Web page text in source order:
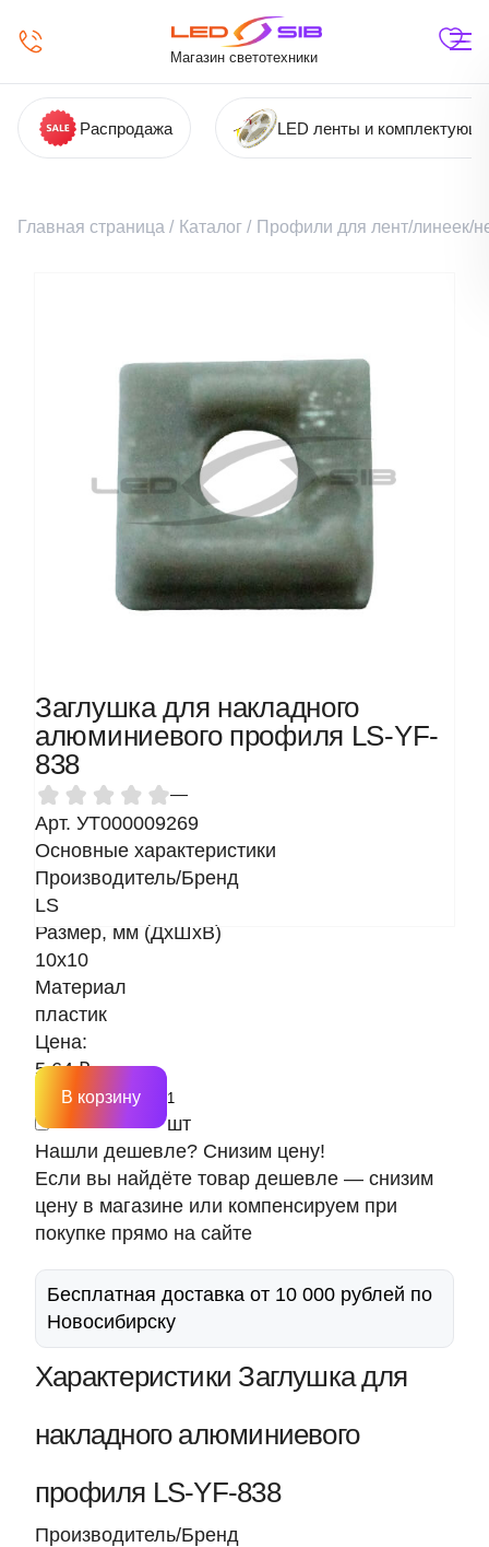
Магазин светотехники
Распродажа LED ленты и
Главная страница / Каталог / Профили для лент/линеек/
Заглушка для накладного
алюминиевого профиля LS-YF-
838
—
Арт. УТ000009269
Основные характеристики
Производитель/Бренд
LS
Размер, мм (ДхШхВ)
10х10
Материал
пластик
Цена:
5.64 ₽
шт
В корзину
Нашли дешевле? Снизим цену!
Если вы найдёте товар дешевле — снизим
цену в магазине или компенсируем при
покупке прямо на сайте
Бесплатная доставка от 10 000 рублей по
Новосибирску
Характеристики Заглушка для
накладного алюминиевого
профиля LS-YF-838
Производитель/Бренд